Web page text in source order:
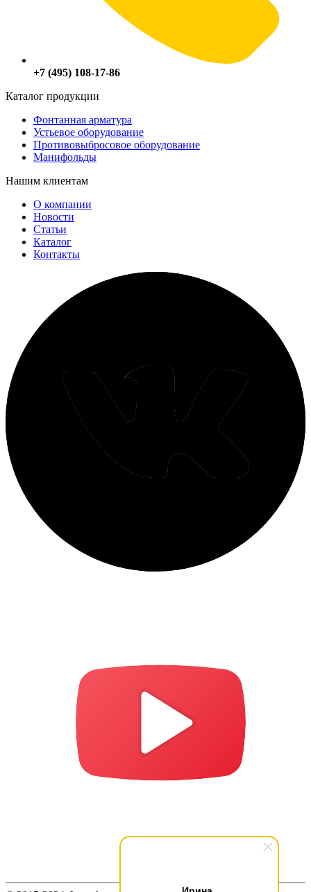
+7 (495) 108-17-86
Каталог продукции
Фонтанная арматура
Устьевое оборудование
Противовыбросовое оборудование
Манифольды
Нашим клиентам
О компании
Новости
Статьи
Каталог
Контакты